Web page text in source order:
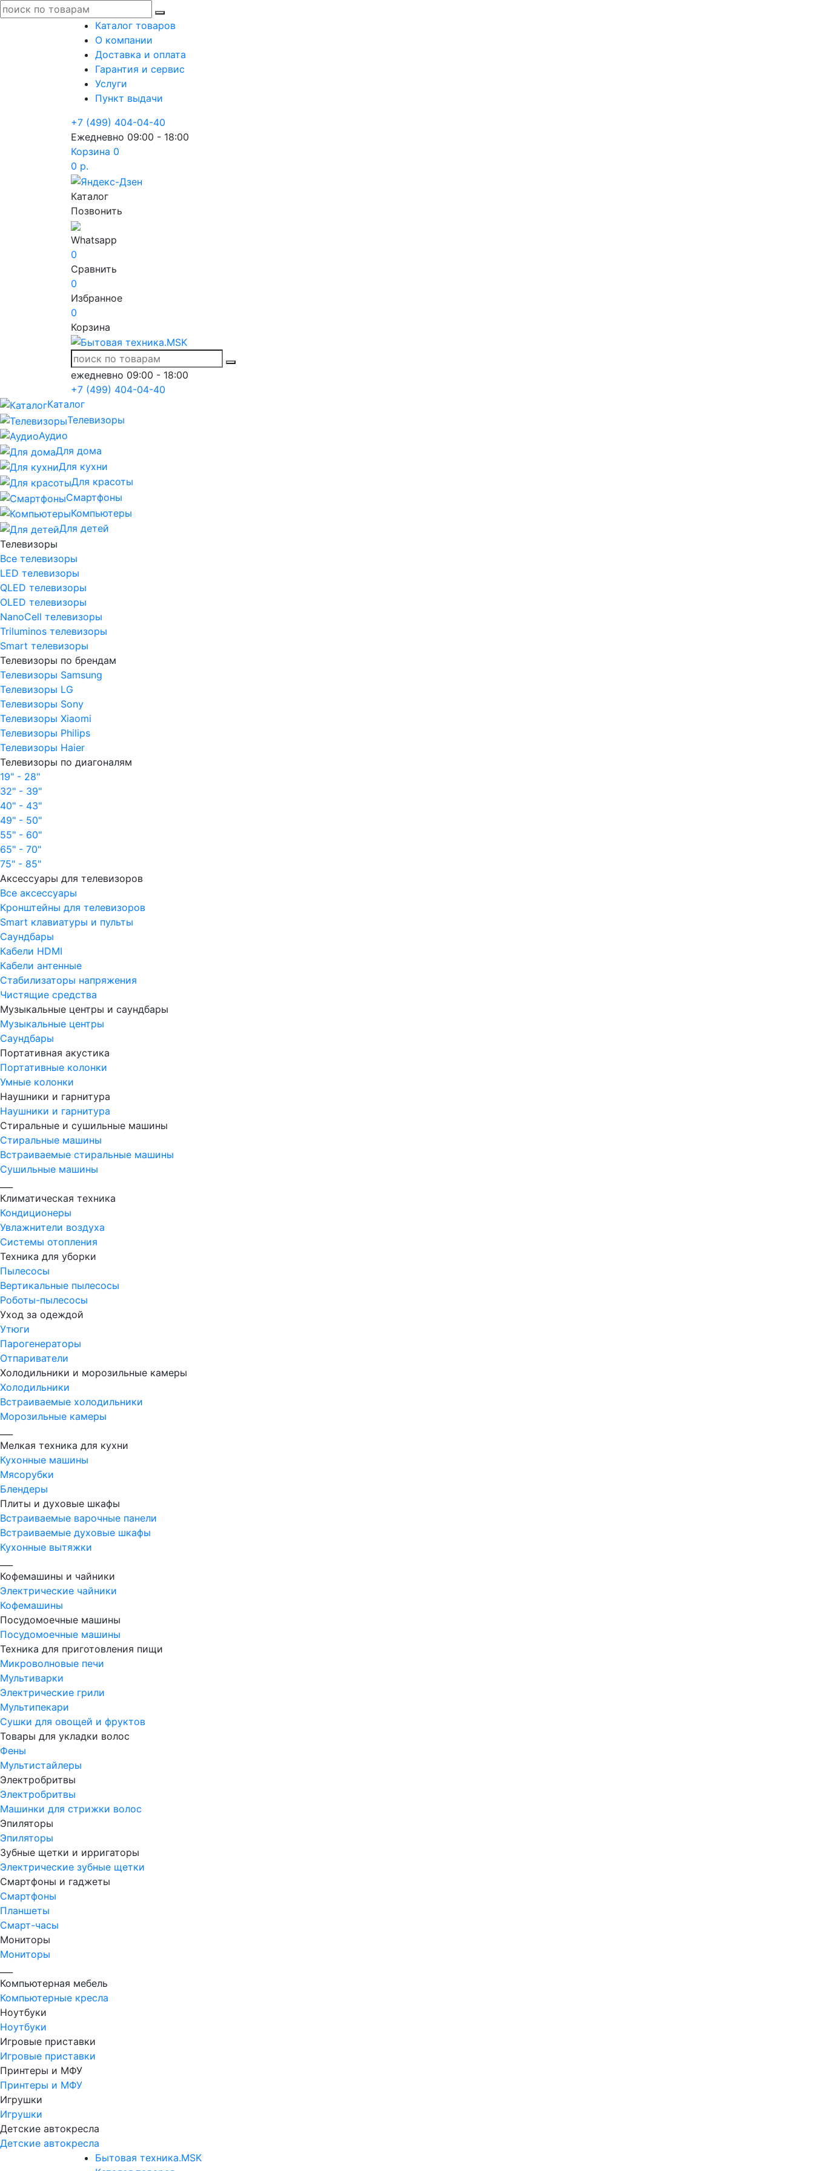
Каталог товаров
О компании
Доставка и оплата
Гарантия и сервис
Услуги
Пункт выдачи
+7 (499) 404-04-40
Ежедневно 09:00 - 18:00
Корзина 0
0 р.
Каталог
Позвонить
Whatsapp
0
Сравнить
0
Избранное
0
Корзина
ежедневно 09:00 - 18:00
+7 (499) 404-04-40
Каталог
Телевизоры
Аудио
Для дома
Для кухни
Для красоты
Смартфоны
Компьютеры
Для детей
Телевизоры
Все телевизоры
LED телевизоры
QLED телевизоры
OLED телевизоры
NanoCell телевизоры
Triluminos телевизоры
Smart телевизоры
Телевизоры по брендам
Телевизоры Samsung
Телевизоры LG
Телевизоры Sony
Телевизоры Xiaomi
Телевизоры Philips
Телевизоры Haier
Телевизоры по диагоналям
19" - 28"
32" - 39"
40" - 43"
49" - 50"
55" - 60"
65" - 70"
75" - 85"
Аксессуары для телевизоров
Все аксессуары
Кронштейны для телевизоров
Smart клавиатуры и пульты
Саундбары
Кабели HDMI
Кабели антенные
Стабилизаторы напряжения
Чистящие средства
Музыкальные центры и саундбары
Музыкальные центры
Саундбары
Портативная акустика
Портативные колонки
Умные колонки
Наушники и гарнитура
Наушники и гарнитура
Стиральные и сушильные машины
Стиральные машины
Встраиваемые стиральные машины
Сушильные машины
Климатическая техника
Кондиционеры
Увлажнители воздуха
Системы отопления
Техника для уборки
Пылесосы
Вертикальные пылесосы
Роботы-пылесосы
Уход за одеждой
Утюги
Парогенераторы
Отпариватели
Холодильники и морозильные камеры
Холодильники
Встраиваемые холодильники
Морозильные камеры
Мелкая техника для кухни
Кухонные машины
Мясорубки
Блендеры
Плиты и духовые шкафы
Встраиваемые варочные панели
Встраиваемые духовые шкафы
Кухонные вытяжки
Кофемашины и чайники
Электрические чайники
Кофемашины
Посудомоечные машины
Посудомоечные машины
Техника для приготовления пищи
Микроволновые печи
Мультиварки
Электрические грили
Мультипекари
Сушки для овощей и фруктов
Товары для укладки волос
Фены
Мультистайлеры
Электробритвы
Электробритвы
Машинки для стрижки волос
Эпиляторы
Эпиляторы
Зубные щетки и ирригаторы
Электрические зубные щетки
Смартфоны и гаджеты
Смартфоны
Планшеты
Смарт-часы
Мониторы
Мониторы
Компьютерная мебель
Компьютерные кресла
Ноутбуки
Ноутбуки
Игровые приставки
Игровые приставки
Принтеры и МФУ
Принтеры и МФУ
Игрушки
Игрушки
Детские автокресла
Детские автокресла
Бытовая техника.MSK